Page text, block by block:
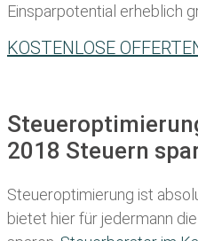
Einsparpotential erheblich
KOSTENLOSE
2018 Steuern
Steueroptimierung ist
bietet hier für jedermann